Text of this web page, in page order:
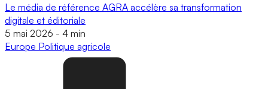
Le média de référence AGRA accélère sa transformation
digitale et éditoriale
5 mai 2026 - 4 min
Europe Politique agricole